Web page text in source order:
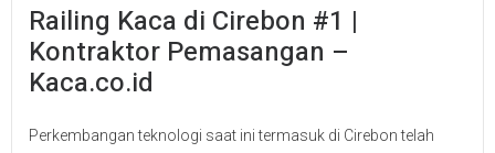
Railing Kaca di Cirebon #1 |
Kontraktor Pemasangan –
Kaca.co.id
Perkembangan teknologi saat ini termasuk di Cirebon telah